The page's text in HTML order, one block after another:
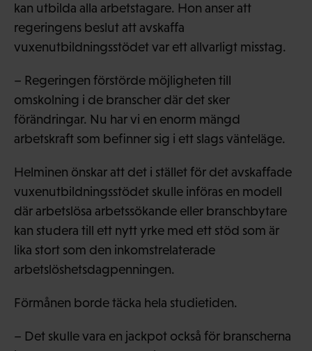
kan utbilda alla arbetstagare. Hon anser att
regeringens beslut att avskaffa
vuxenutbildningsstödet var ett allvarligt misstag.
– Regeringen förstörde möjligheten till
omskolning i de branscher där det sker
förändringar. Nu har vi en enorm mängd
arbetskraft som befinner sig i ett slags vänteläge.
Helminen önskar att det i stället för det avskaffade
vuxenutbildningsstödet skulle införas en modell
där arbetslösa arbetssökande eller branschbytare
kan studera till ett nytt yrke med ett stöd som är
lika stort som den inkomstrelaterade
arbetslöshetsdagpenningen.
Förmånen borde täcka hela studietiden.
– Det skulle vara en jackpot också för branscherna